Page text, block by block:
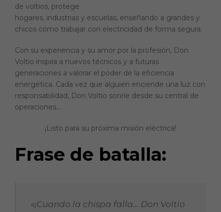
de voltios, protege
hogares, industrias y escuelas, enseñando a grandes y
chicos cómo trabajar con electricidad de forma segura.
Con su experiencia y su amor por la profesión, Don
Voltio inspira a nuevos técnicos y a futuras
generaciones a valorar el poder de la eficiencia
energética. Cada vez que alguien enciende una luz con
responsabilidad, Don Voltio sonríe desde su central de
operaciones…
¡Listo para su próxima misión eléctrica!
Frase de batalla:
«¡Cuando la chispa falla… Don Voltio